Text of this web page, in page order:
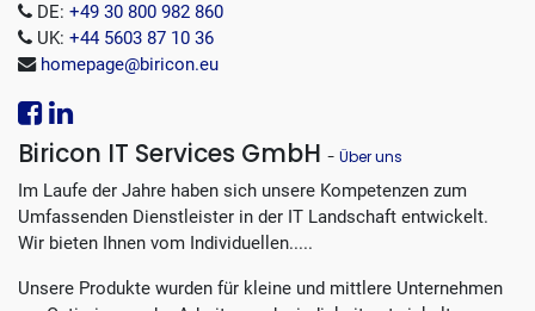
DE: +49 30 800 982 860
UK: +44 5603 87 10 36
homepage@biricon.eu
Biricon IT Services GmbH - Über uns
Im Laufe der Jahre haben sich unsere Kompetenzen zum
Umfassenden Dienstleister in der IT Landschaft entwickelt.
Wir bieten Ihnen vom Individuellen.....
Unsere Produkte wurden für kleine und mittlere Unternehmen